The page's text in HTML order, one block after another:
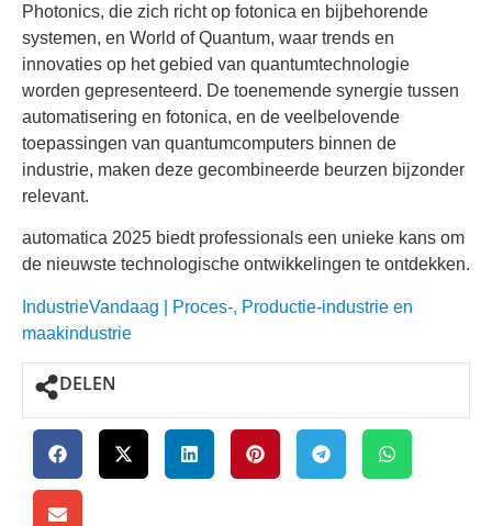
Photonics, die zich richt op fotonica en bijbehorende
systemen, en World of Quantum, waar trends en
innovaties op het gebied van quantumtechnologie
worden gepresenteerd. De toenemende synergie tussen
automatisering en fotonica, en de veelbelovende
toepassingen van quantumcomputers binnen de
industrie, maken deze gecombineerde beurzen bijzonder
relevant.
automatica 2025 biedt professionals een unieke kans om
de nieuwste technologische ontwikkelingen te ontdekken.
IndustrieVandaag | Proces-, Productie-industrie en
maakindustrie
DELEN